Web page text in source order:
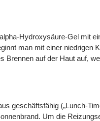
Hydroxysäure-Gel mit
man mit einer niedrigen
Brennen auf der Haut auf,
geschäftsfähig („Lunch-
Um die